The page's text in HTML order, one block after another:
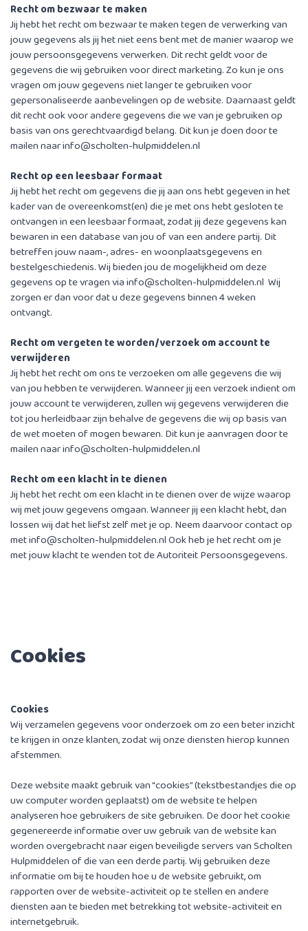
Recht om bezwaar te maken
Jij hebt het recht om bezwaar te maken tegen de verwerking van
jouw gegevens als jij het niet eens bent met de manier waarop we
jouw persoonsgegevens verwerken. Dit recht geldt voor de
gegevens die wij gebruiken voor direct marketing. Zo kun je ons
vragen om jouw gegevens niet langer te gebruiken voor
gepersonaliseerde aanbevelingen op de website. Daarnaast geldt
dit recht ook voor andere gegevens die we van je gebruiken op
basis van ons gerechtvaardigd belang. Dit kun je doen door te
mailen naarinfo@scholten-hulpmiddelen.nl
Recht op een leesbaar formaat
Jij hebt het recht om gegevens die jij aan ons hebt gegeven in het
kader van de overeenkomst(en) die je met ons hebt gesloten te
ontvangen in een leesbaar formaat, zodat jij deze gegevens kan
bewaren in een database van jou of van een andere partij. Dit
betreffen jouw naam-, adres- en woonplaatsgegevens en
bestelgeschiedenis. Wij bieden jou de mogelijkheid om deze
gegevens op te vragen viainfo@scholten-hulpmiddelen.nl Wij
zorgen er dan voor dat u deze gegevens binnen 4 weken
ontvangt.
Recht om vergeten te worden/verzoek om account te
verwijderen
Jij hebt het recht om ons te verzoeken om alle gegevens die wij
van jou hebben te verwijderen. Wanneer jij een verzoek indient om
jouw account te verwijderen, zullen wij gegevens verwijderen die
tot jou herleidbaar zijn behalve de gegevens die wij op basis van
de wet moeten of mogen bewaren. Dit kun je aanvragen door te
mailen naarinfo@scholten-hulpmiddelen.nl
Recht om een klacht in te dienen
Jij hebt het recht om een klacht in te dienen over de wijze waarop
wij met jouw gegevens omgaan. Wanneer jij een klacht hebt, dan
lossen wij dat het liefst zelf met je op. Neem daarvoor contact op
metinfo@scholten-hulpmiddelen.nlOok heb je het recht om je
met jouw klacht te wenden tot de Autoriteit Persoonsgegevens.
Cookies
Cookies
Wij verzamelen gegevens voor onderzoek om zo een beter inzicht
te krijgen in onze klanten, zodat wij onze diensten hierop kunnen
afstemmen.
Deze website maakt gebruik van “cookies” (tekstbestandjes die op
uw computer worden geplaatst) om de website te helpen
analyseren hoe gebruikers de site gebruiken. De door het cookie
gegenereerde informatie over uw gebruik van de website kan
worden overgebracht naar eigen beveiligde servers van Scholten
Hulpmiddelen of die van een derde partij. Wij gebruiken deze
informatie om bij te houden hoe u de website gebruikt, om
rapporten over de website-activiteit op te stellen en andere
diensten aan te bieden met betrekking tot website-activiteit en
internetgebruik.